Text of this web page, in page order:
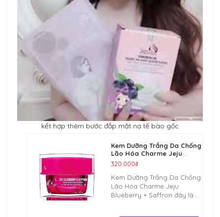
kết hợp thêm bước đắp mặt nạ tế bào gốc
Kem Dưỡng Trắng Da Chống
Lão Hóa Charme Jeju
Blueberry & Saffron 25g
320.000₫
Kem Dưỡng Trắng Da Chống
Lão Hóa Charme Jeju
Blueberry + Saffron đây là